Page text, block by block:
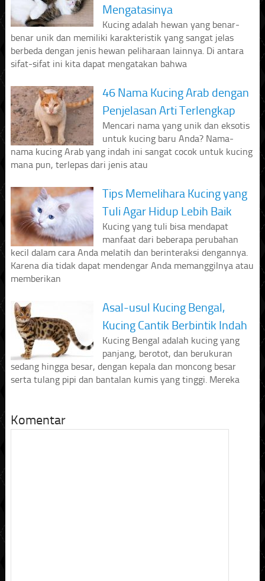
Mengatasinya
Kucing adalah hewan yang benar-
benar unik dan memiliki karakteristik yang sangat jelas
berbeda dengan jenis hewan peliharaan lainnya. Di antara
sifat-sifat ini kita dapat mengatakan bahwa
46 Nama Kucing Arab dengan
Penjelasan Arti Terlengkap
Mencari nama yang unik dan eksotis
untuk kucing baru Anda? Nama-
nama kucing Arab yang indah ini sangat cocok untuk kucing
mana pun, terlepas dari jenis atau
Tips Memelihara Kucing yang
Tuli Agar Hidup Lebih Baik
Kucing yang tuli bisa mendapat
manfaat dari beberapa perubahan
kecil dalam cara Anda melatih dan berinteraksi dengannya.
Karena dia tidak dapat mendengar Anda memanggilnya atau
memberikan
Asal-usul Kucing Bengal,
Kucing Cantik Berbintik Indah
Kucing Bengal adalah kucing yang
panjang, berotot, dan berukuran
sedang hingga besar, dengan kepala dan moncong besar
serta tulang pipi dan bantalan kumis yang tinggi. Mereka
Komentar